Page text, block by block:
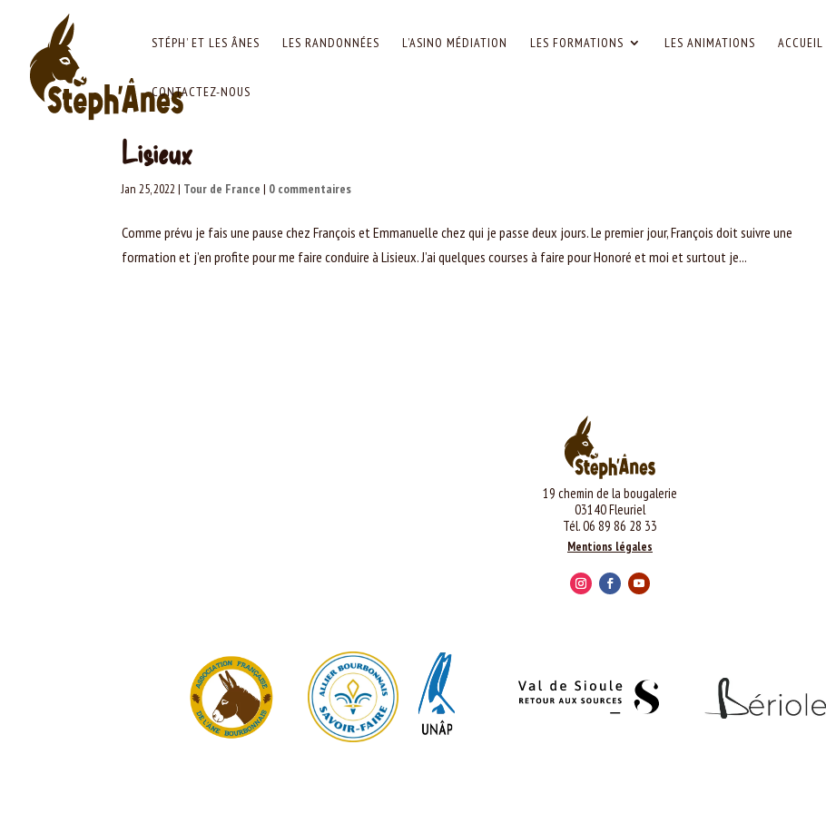
STÉPH’ ET LES ÂNES LES RANDONNÉES L’ASINO MÉDIATION LES FORMATIONS LES ANIMATIONS ACCUEIL
CONTACTEZ-NOUS
Lisieux
Jan 25, 2022 | Tour de France | 0 commentaires
Comme prévu je fais une pause chez François et Emmanuelle chez qui je passe deux jours. Le premier jour, François doit suivre une
formation et j’en profite pour me faire conduire à Lisieux. J’ai quelques courses à faire pour Honoré et moi et surtout je...
19 chemin de la bougalerie
03140 Fleuriel
Tél. 06 89 86 28 33
Mentions légales